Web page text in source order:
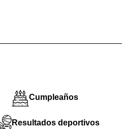
Cumpleaños
Resultados deportivos